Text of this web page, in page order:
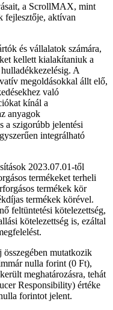
a Scroll­MAX, mint
fejlesztője, aktívan
és válla­latok számára,
kellett kialakítaniuk a
A
megoldásokkal állt elő,
való
kínál a
anyagok
a szigorúbb jelentési
integrálható
2023.07.01-től
termékeket terheli
termékek kör
termékek körével.
feltüntetési kötelezettség,
kötelezettség is, ezáltal
mutatkozik
nulla forint (0 Ft),
meghatározásra, tehát
Responsibility) értéke
forintot jelent.